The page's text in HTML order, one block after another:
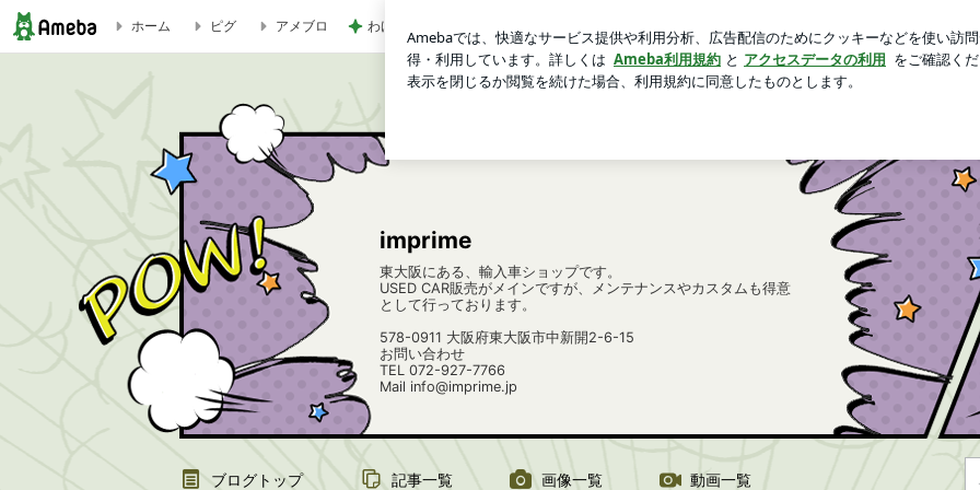
ホーム ピグ アメブロ わけわからないくらいお得なセット
imprime
東大阪にある、輸入車ショップです。
USED CAR販売がメインですが、メンテナンスやカスタムも得意
として行っております。
578-0911 大阪府東大阪市中新開2-6-15
お問い合わせ
TEL 072-927-7766
Mail info@imprime.jp
ブログトップ 記事一覧 画像一覧 動画一覧